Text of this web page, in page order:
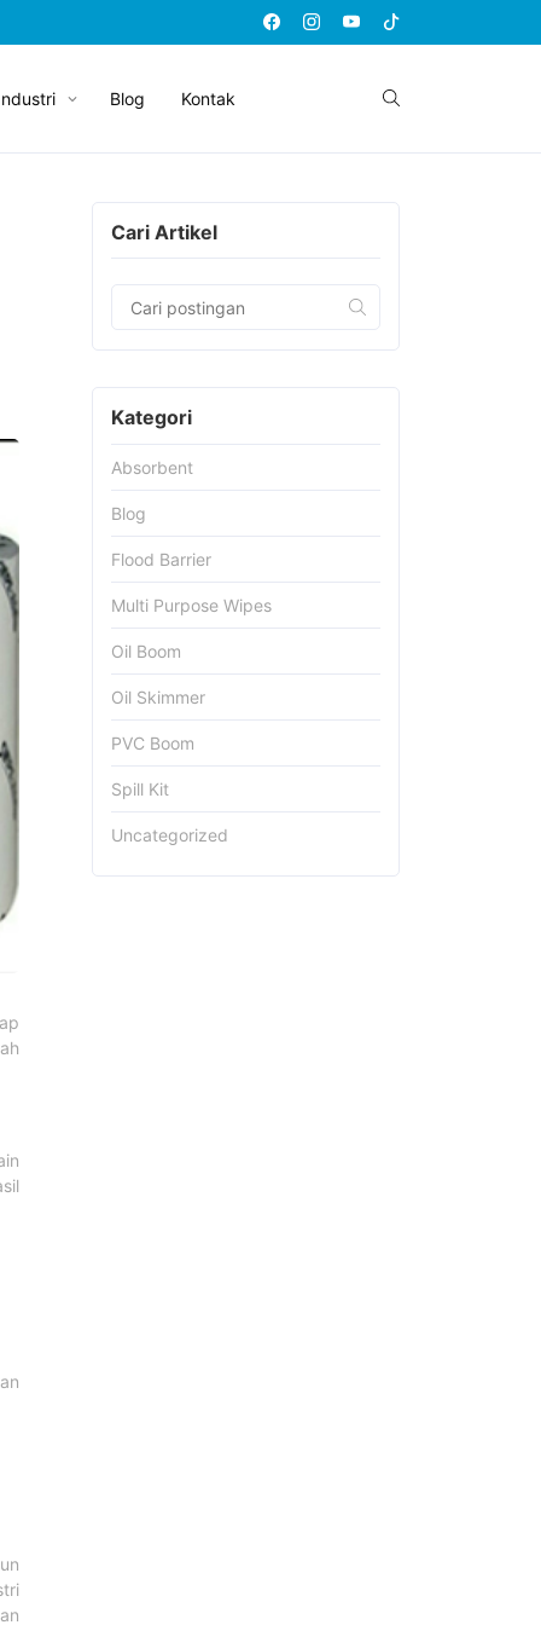
Blog Kontak
Cari Artikel
Kategori
Absorbent
Blog
Flood Barrier
Multi Purpose Wipes
Oil Boom
Oil Skimmer
PVC Boom
Spill Kit
Uncategorized